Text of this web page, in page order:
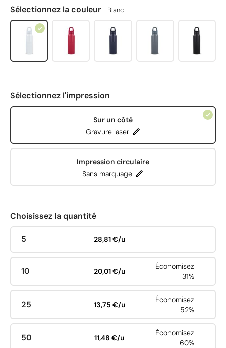
Sélectionnez la couleur Blanc
Sélectionnez l'impression
Sur un côté
Gravure laser
Impression circulaire
Sans marquage
Choisissez la quantité
5 28,81 €/u
10 20,01 €/u
Économisez
31%
25 13,75 €/u
Économisez
52%
50 11,48 €/u
Économisez
60%